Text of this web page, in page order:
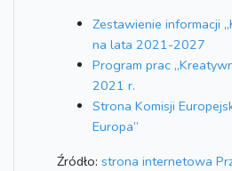
Zestawienie informacji
na lata 2021-2027
Program prac
2021 r.
Strona Komisji
Europa”
Źródło: strona internetowa